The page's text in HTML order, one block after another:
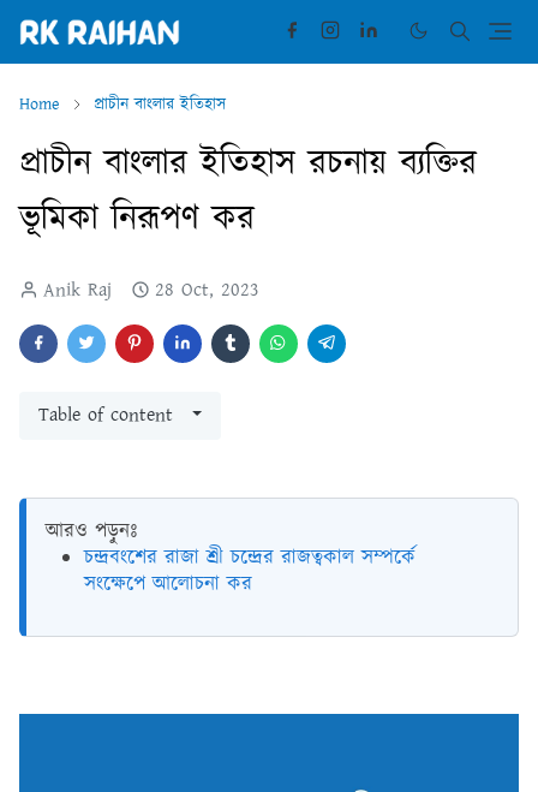
Home প্রাচীন বাংলার ইতিহাস
প্রাচীন বাংলার ইতিহাস রচনায় ব্যক্তির
ভূমিকা নিরূপণ কর
Anik Raj 28 Oct, 2023
Table of content
আরও পড়ুনঃ
চন্দ্রবংশের রাজা শ্রী চন্দ্রের রাজত্বকাল সম্পর্কে
সংক্ষেপে আলোচনা কর